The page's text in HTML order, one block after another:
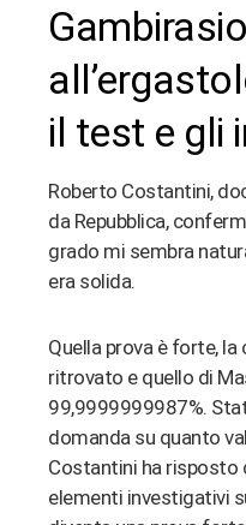
il test e gli
Roberto Costantini,
da Repubblica,
grado mi sembra
era solida.
Quella prova è forte,
ritrovato e quello di
99,9999999987%.
domanda su quanto
Costantini ha risposto
elementi investigativi